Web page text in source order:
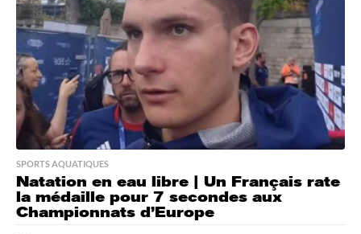
SPORTS AQUATIQUES
Natation en eau libre | Un Français rate
la médaille pour 7 secondes aux
Championnats d’Europe